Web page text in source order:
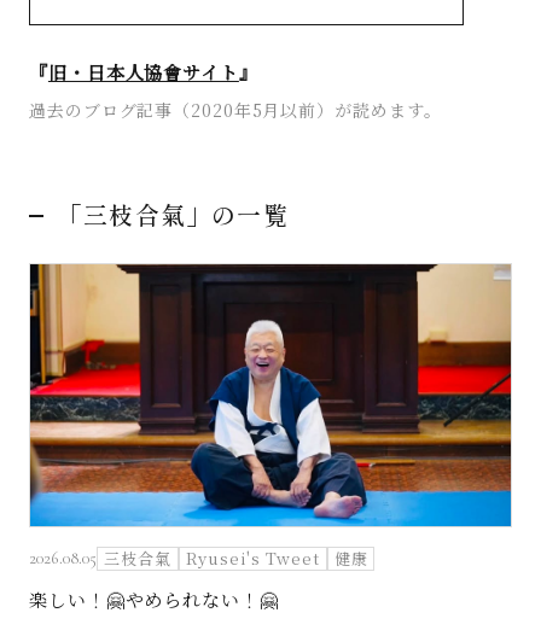
Godo AIAとは
「三枝合氣」の一覧
2026.08.05 三枝合氣 Ryusei's Tweet 健康
楽しい！🤗やめられない！🤗
『旧・日本人協會サイト』
過去のブログ記事（2020年5月以前）が読めます。